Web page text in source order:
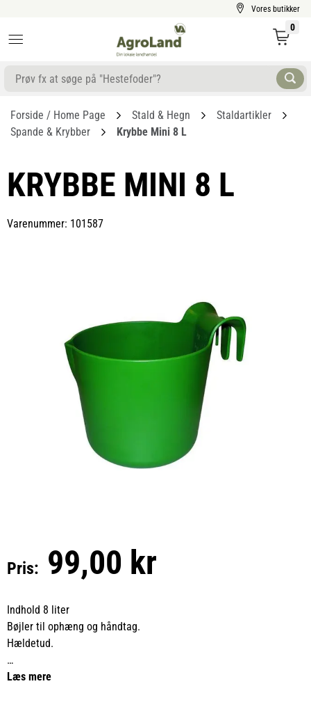
Vores butikker
0
Forside / Home Page Stald & Hegn
Staldartikler
Spande & Krybber
Krybbe Mini 8 L
KRYBBE MINI 8 L
Varenummer: 101587
Pris: 99,00 kr
Indhold 8 liter
Bøjler til ophæng og håndtag.
Hældetud.
Farve Lime.
Læs mere